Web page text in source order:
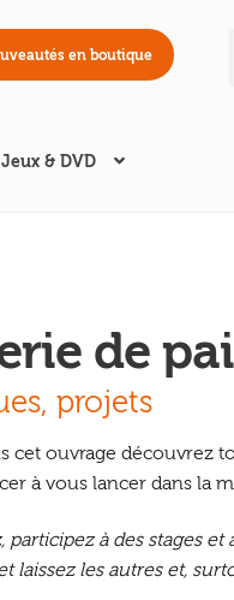
en boutique
Jeux & DVD
de
projets
cet ouvrage découvrez
à vous lancer dans la
participez à des stages et
laissez les autres et,